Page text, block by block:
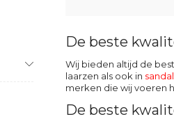
De beste
Wij bieden altijd de
laarzen als ook in
merken die wij voeren
De beste